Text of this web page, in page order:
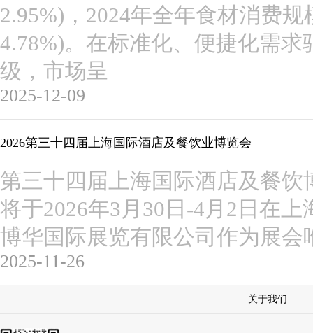
2.95%)，2024年全年食材消费
4.78%)。在标准化、便捷化需
级，市场呈
2025-12-09
2026第三十四届上海国际酒店及餐饮业博览会
第三十四届上海国际酒店及餐饮
将于2026年3月30日-4月2日在
博华国际展览有限公司作为展会
2025-11-26
关于我们